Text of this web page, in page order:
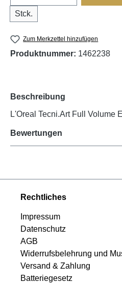
Stck.
Zum Merkzettel hinzufügen
Produktnummer: 1462238
Beschreibung
L'Oreal Tecni.Art Full Volume
Bewertungen
Rechtliches
Impressum
Datenschutz
AGB
Widerrufsbelehrung und
Versand & Zahlung
Batteriegesetz